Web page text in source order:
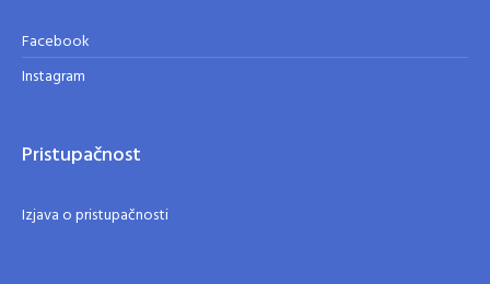
Facebook
Instagram
Pristupačnost
Izjava o pristupačnosti